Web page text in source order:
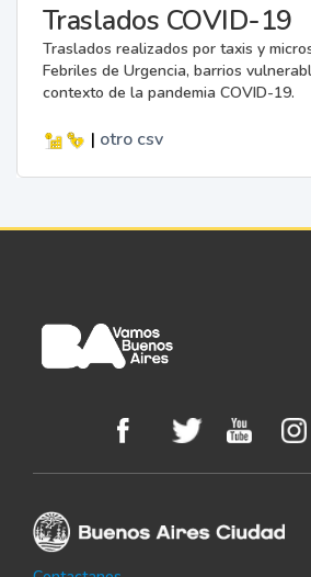
Traslados COVID-19
Traslados realizados por taxis y
Febriles de Urgencia, barrios
contexto de la pandemia COVID-19.
| otro csv